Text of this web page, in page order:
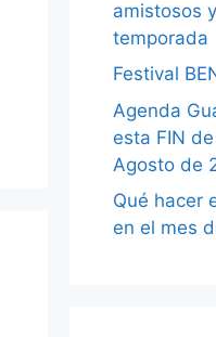
amistosos
temporada
Festival
Agenda
esta FIN
Agosto de
Qué hacer
en el mes